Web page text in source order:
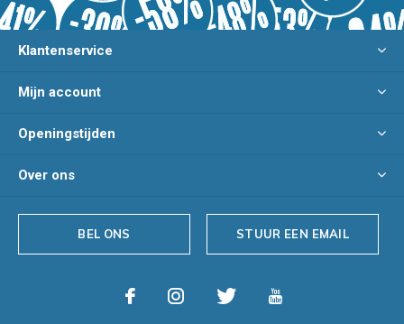
Klantenservice
Mijn account
Openingstijden
Over ons
BEL ONS STUUR EEN EMAIL